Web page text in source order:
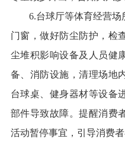
6.台球厅等体育经营
门窗，做好防尘防护，检
尘堆积影响设备及人员健
备、消防设施，清理场地
台球桌、健身器材等设备
部件导致故障。提醒消费
活动暂停事宜，引导消费者